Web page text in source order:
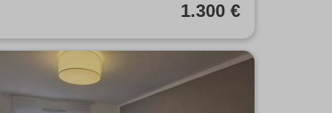
1.300 €